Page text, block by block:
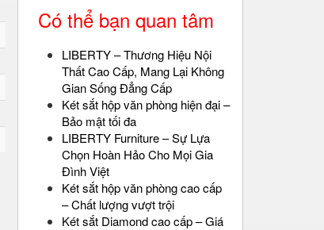
Có thể bạn quan tâm
LIBERTY – Thương Hiệu Nội
Thất Cao Cấp, Mang Lại Không
Gian Sống Đẳng Cấp
Két sắt hộp văn phòng hiện đại –
Bảo mật tối đa
LIBERTY Furniture – Sự Lựa
Chọn Hoàn Hảo Cho Mọi Gia
Đình Việt
Két sắt hộp văn phòng cao cấp
– Chất lượng vượt trội
Két sắt Diamond cao cấp – Giá